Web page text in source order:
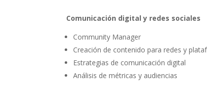
Comunicación digital y redes sociales
Community Manager
Creación de contenido para redes y
Estrategias de comunicación digital
Análisis de métricas y audiencias